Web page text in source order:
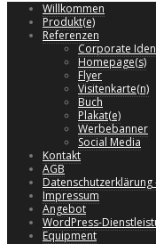
Willkommen
Produkt(e)
Referenzen
Corporate
Homepage(s)
Flyer
Visitenkarte(n)
Buch
Plakat(e)
Werbebanner
Social Media
Kontakt
AGB
Datenschutzerklärung
Impressum
Angebot
WordPress-
Equipment